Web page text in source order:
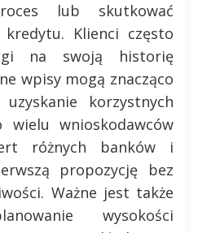
lub skutkować
Klienci często
na swoją historię
wpisy mogą znacząco
korzystnych
wielu wnioskodawców
różnych banków i
propozycję bez
Ważne jest także
wysokości